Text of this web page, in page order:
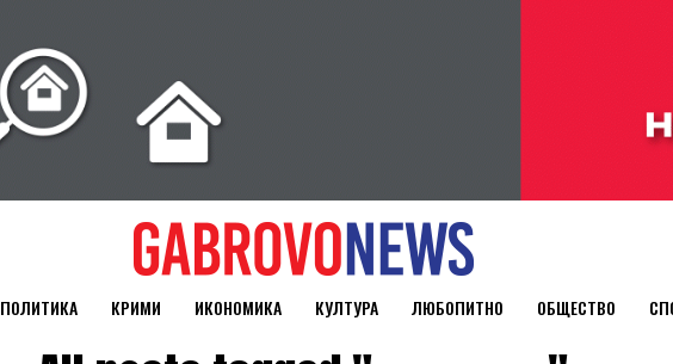
ПОЛИТИКА КРИМИ ИКОНОМИКА КУЛТУРА ЛЮБОПИТНО ОБЩЕСТВО